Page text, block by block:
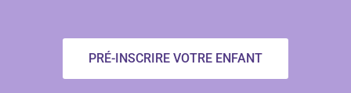
PRÉ-INSCRIRE VOTRE ENFANT